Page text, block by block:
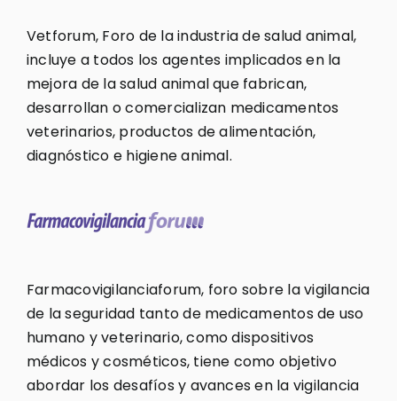
Vetforum, Foro de la industria de salud animal,
incluye a todos los agentes implicados en la
mejora de la salud animal que fabrican,
desarrollan o comercializan medicamentos
veterinarios, productos de alimentación,
diagnóstico e higiene animal.
Farmacovigilanciaforum, foro sobre la vigilancia
de la seguridad tanto de medicamentos de uso
humano y veterinario, como dispositivos
médicos y cosméticos, tiene como objetivo
abordar los desafíos y avances en la vigilancia